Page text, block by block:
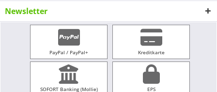
Newsletter
PayPal / PayPal+ Kreditkarte
SOFORT Banking (Mollie) EPS